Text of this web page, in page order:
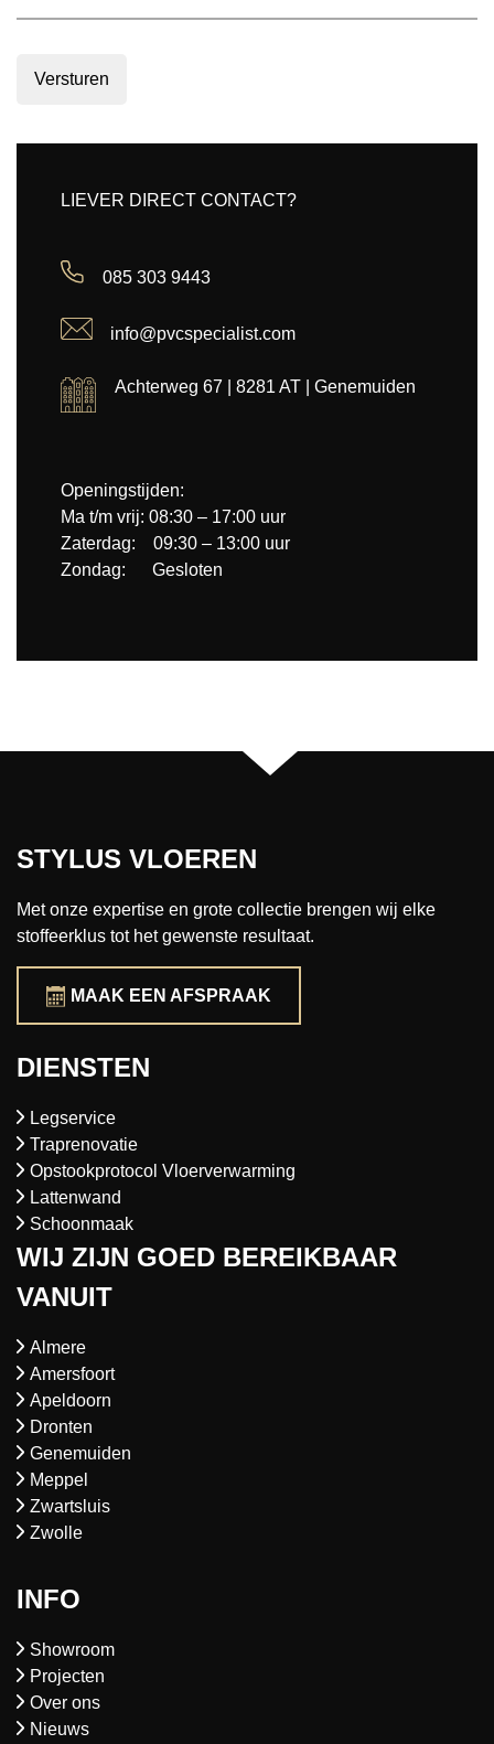
Versturen
LIEVER DIRECT CONTACT?
085 303 9443
info@pvcspecialist.com
Achterweg 67 | 8281 AT | Genemuiden
Openingstijden:
Ma t/m vrij: 08:30 – 17:00 uur
Zaterdag: 09:30 – 13:00 uur
Zondag: Gesloten
STYLUS VLOEREN
Met onze expertise en grote collectie brengen wij elke
stoffeerklus tot het gewenste resultaat.
MAAK EEN AFSPRAAK
DIENSTEN
Legservice
Traprenovatie
Opstookprotocol Vloerverwarming
Lattenwand
Schoonmaak
WIJ ZIJN GOED BEREIKBAAR
VANUIT
Almere
Amersfoort
Apeldoorn
Dronten
Genemuiden
Meppel
Zwartsluis
Zwolle
INFO
Showroom
Projecten
Over ons
Nieuws